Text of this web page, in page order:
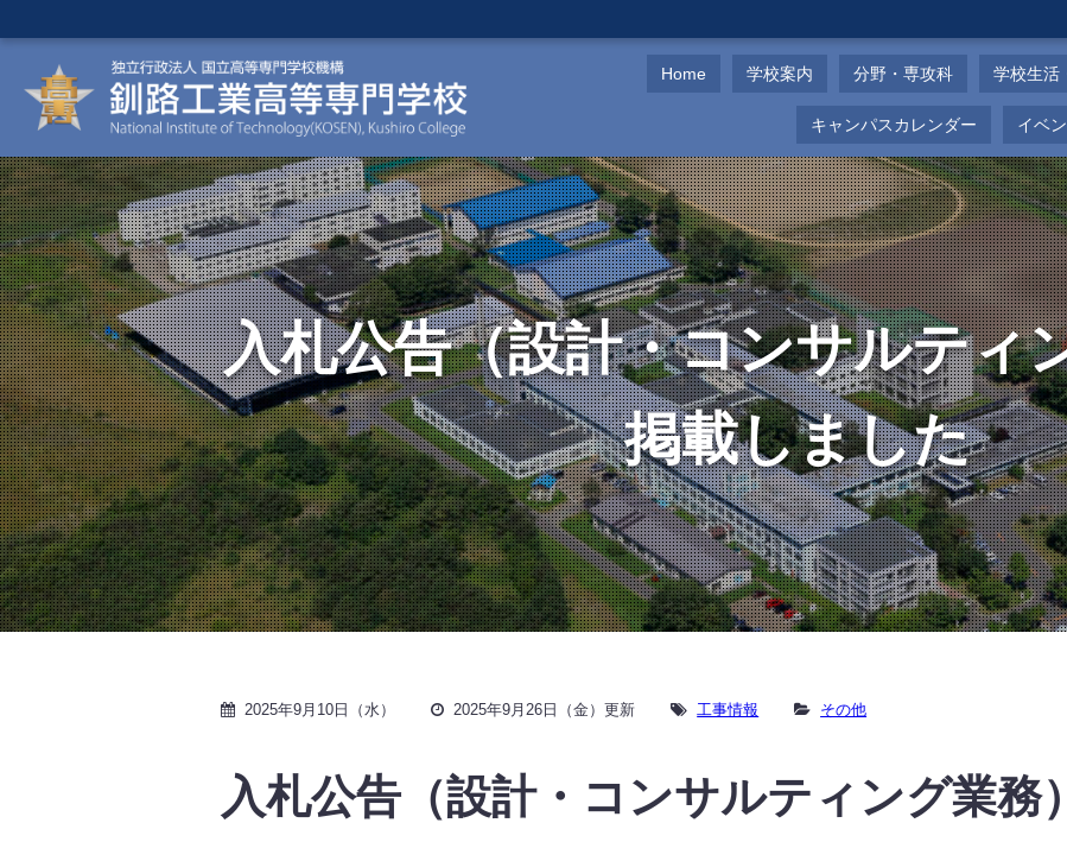
Home 学校案内 分野・専攻科 学校生活
キャンパスカレンダー イベ
入札公告（設計・コンサルティ
掲載しました
2025年9月10日（水） 2025年9月26日（金）更新 工事情報 その他
入札公告（設計・コンサルティング業務